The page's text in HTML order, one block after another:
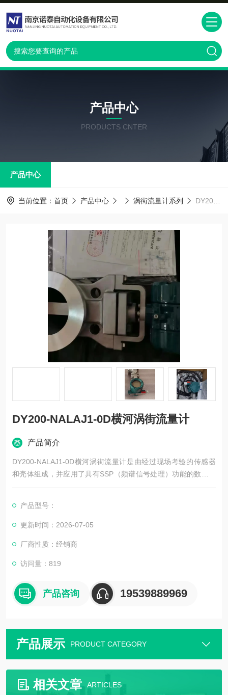
产品中心
PRODUCTS CNTER
产品中心
当前位置： 首页 产品中心 涡街流量计系列 DY200-NALAJ1-0D横河涡街流量计
DY200-NALAJ1-0D横河涡街流量计
产品简介
DY200-NALAJ1-0D横河涡街流量计是由经过现场考验的传感器
和壳体组成，并应用了具有SSP（频谱信号处理）功能的数字电
子技术。我们已有20多万台旋涡流量计的业绩，并且在此基础上
旋涡流量计也具有高精度和高稳定性。由于可靠性强，设计合
理，数字式旋涡流量计可提高设备的有效率，从而降低生产成
产品型号：
更新时间：2026-07-05
厂商性质：经销商
访问量：819
产品咨询 19539889969
产品展示 PRODUCT CATEGORY
相关文章 ARTICLES